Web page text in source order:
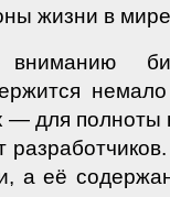
жизни в
— для
а её